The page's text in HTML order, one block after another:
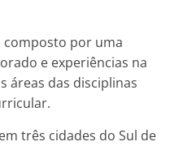
composto por uma
e experiências na
áreas das disciplinas
três cidades do Sul de